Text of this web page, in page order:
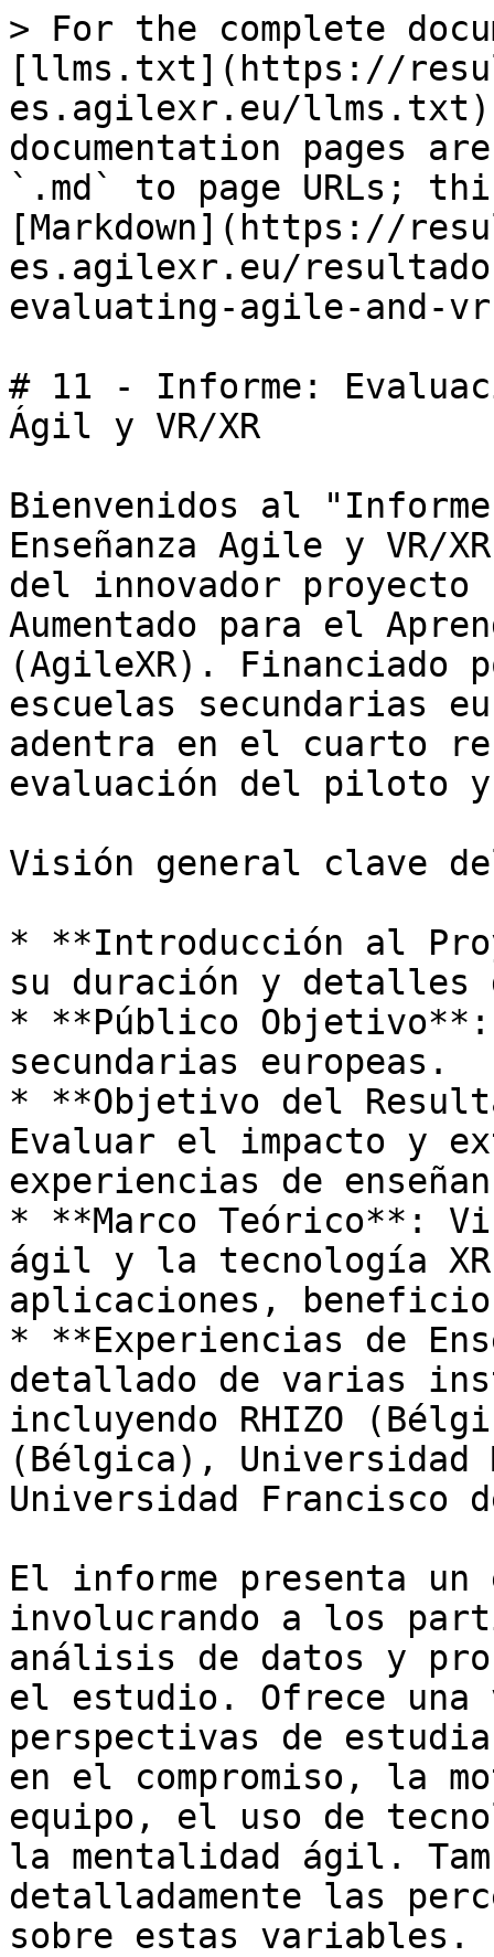
> For the complete
[llms.txt](https://
es.agilexr.eu/llms.txt).
documentation pages
`.md` to page URLs;
[Markdown](https://
es.agilexr.eu/
evaluating-agile-and-
# 11 - Informe:
Ágil y VR/XR
Bienvenidos al
Enseñanza Agile y VR/
del innovador
Aumentado para el
(AgileXR). Financiado
escuelas secundarias
adentra en el cuarto
evaluación del piloto
Visión general clave
* **Introducción al
su duración y detalles
* **Público Objetivo**:
secundarias europeas.
* **Objetivo del
Evaluar el impacto y
experiencias de
* **Marco Teórico**:
ágil y la tecnología XR
aplicaciones,
* **Experiencias de
detallado de varias
incluyendo RHIZO
(Bélgica),
Universidad Francisco
El informe presenta un
involucrando a los
análisis de datos y
el estudio. Ofrece
perspectivas de
en el compromiso, la
equipo, el uso de
la mentalidad ágil.
detalladamente las
sobre estas variables.